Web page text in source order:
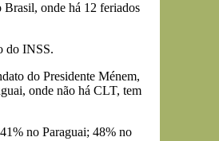
Brasil, onde há 12 feriados
do INSS.
do Presidente Ménem,
onde não há CLT, tem
no Paraguai; 48% no